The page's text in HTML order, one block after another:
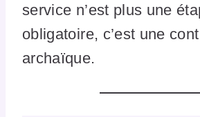
service n’est plus une
obligatoire, c’est une
archaïque.